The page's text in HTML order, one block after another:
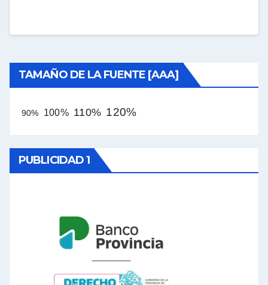
TAMAÑO DE LA FUENTE [AAA]
90% 100% 110% 120%
PUBLICIDAD 1